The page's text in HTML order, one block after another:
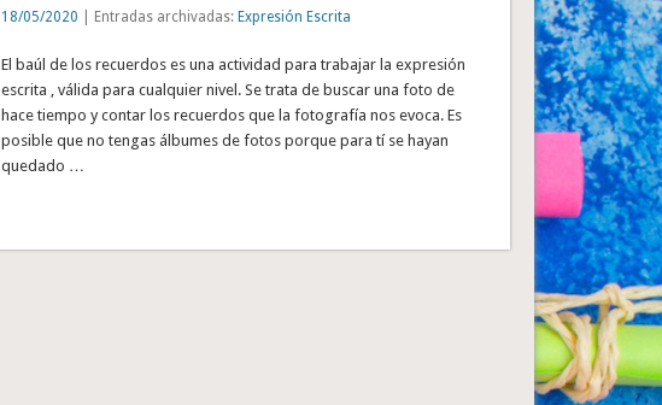
18/05/2020 | Entradas archivadas: Expresión Escrita
El baúl de los recuerdos es una actividad para trabajar la expresión
escrita , válida para cualquier nivel. Se trata de buscar una foto de
hace tiempo y contar los recuerdos que la fotografía nos evoca. Es
posible que no tengas álbumes de fotos porque para tí se hayan
quedado …